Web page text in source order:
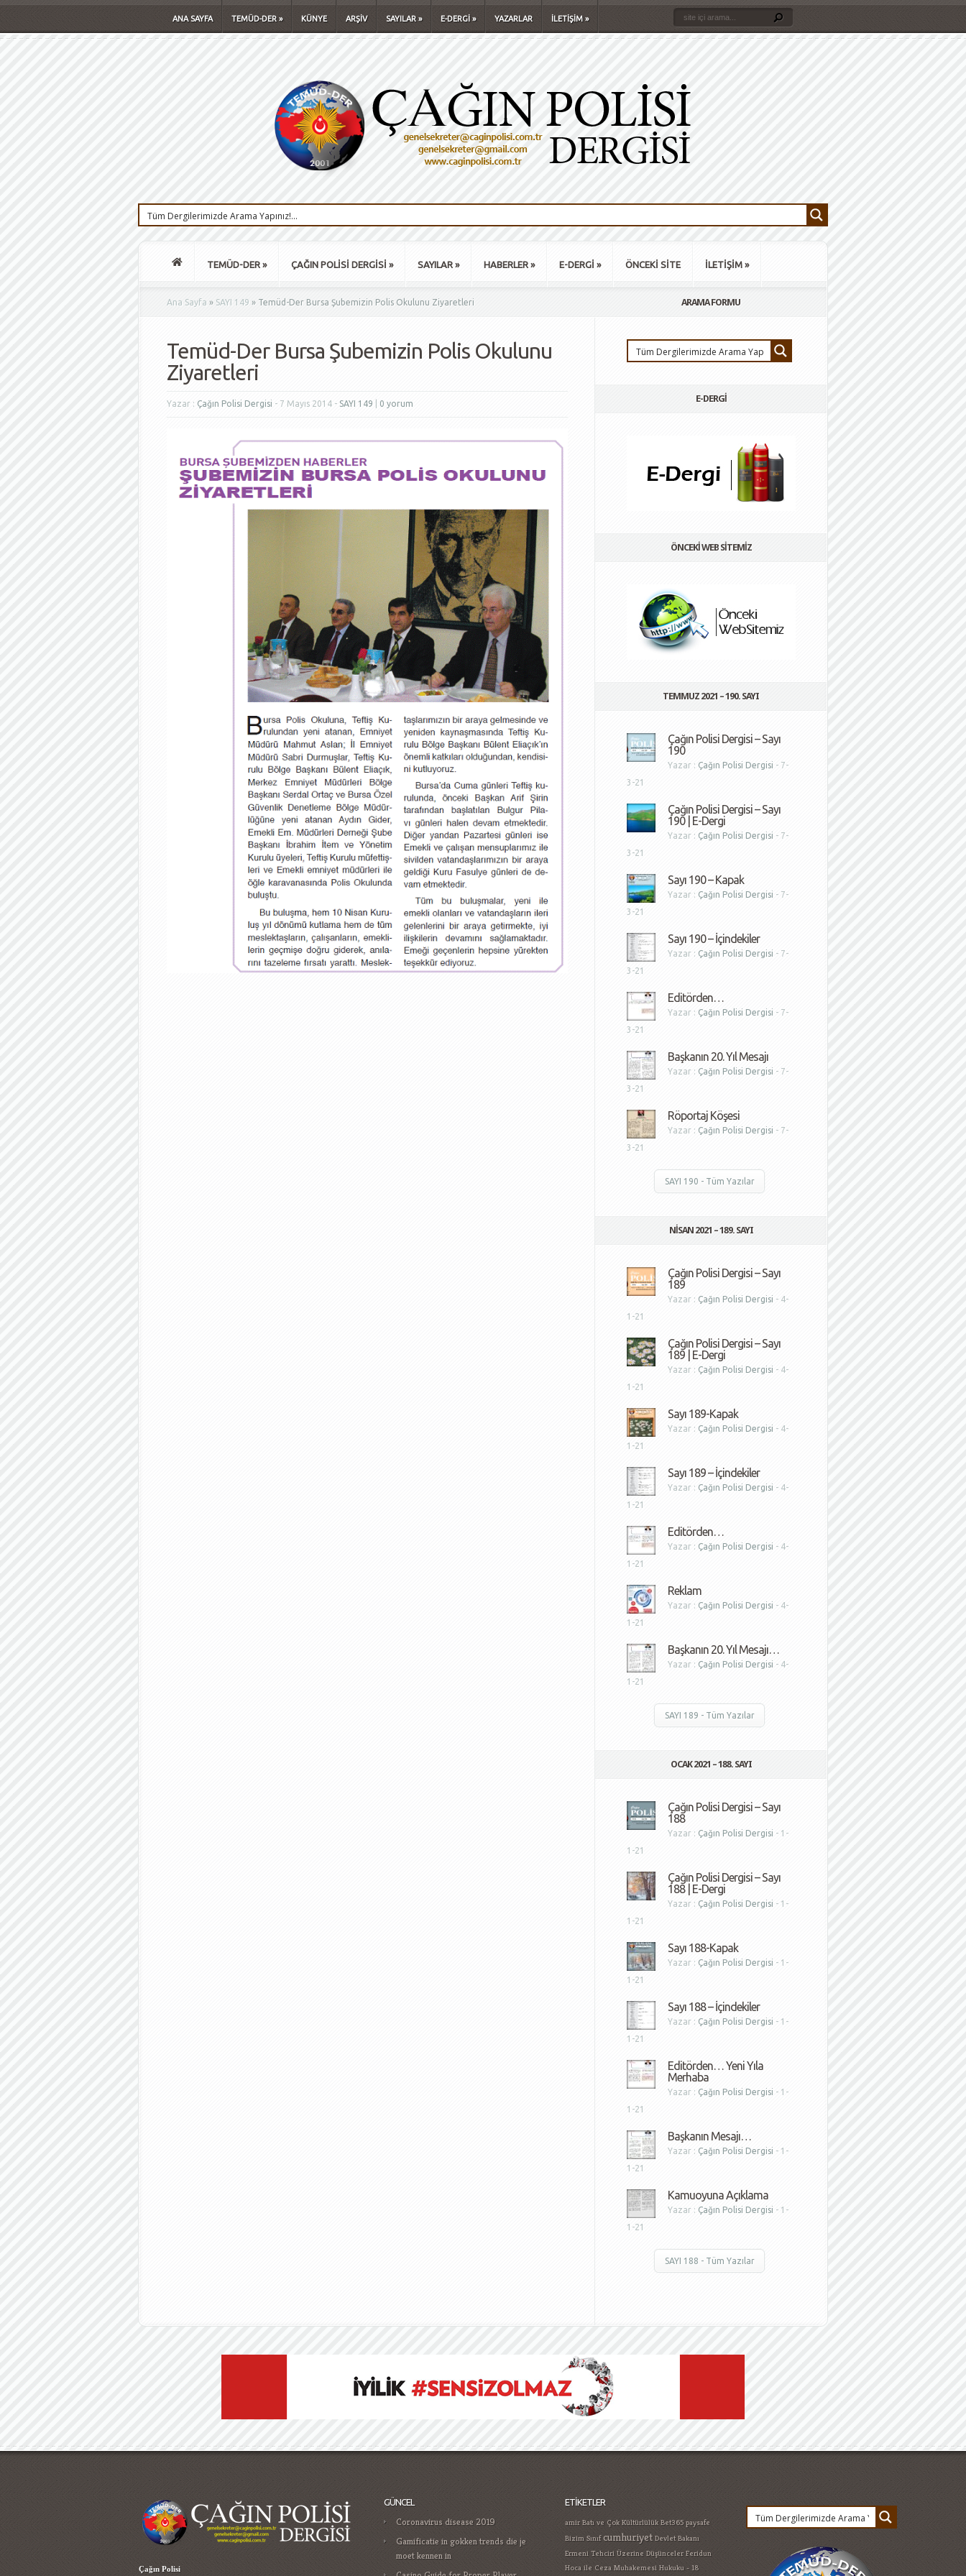
ANA SAYFA TEMÜD-DER » KÜNYE ARŞİV SAYILAR» E-DERGİ » YAZARLAR İLETİŞİM »
TEMÜD-DER » ÇAĞIN POLİSİ DERGİSİ » SAYILAR » HABERLER » E-DERGİ » ÖNCEKİ SİTE İLETİŞİM »
Ana Sayfa » SAYI 149 » Temüd-Der Bursa Şubemizin Polis Okulunu Ziyaretleri
Temüd-Der Bursa Şubemizin Polis Okulunu
Ziyaretleri
Yazar : Çağın Polisi Dergisi - 7 Mayıs 2014 - SAYI 149 0 yorum
ARAMA FORMU
E-DERGİ
ÖNCEKİ WEB SİTEMİZ
TEMMUZ 2021 – 190. SAYI
Çağın Polisi Dergisi – Sayı
190
Yazar : Çağın Polisi Dergisi - 7-
3-21
Çağın Polisi Dergisi – Sayı
190 | E-Dergi
Yazar : Çağın Polisi Dergisi - 7-
3-21
Sayı 190 – Kapak
Yazar : Çağın Polisi Dergisi - 7-
3-21
Sayı 190 – İçindekiler
Yazar : Çağın Polisi Dergisi - 7-
3-21
Editörden…
Yazar : Çağın Polisi Dergisi - 7-
3-21
Başkanın 20. Yıl Mesajı
Yazar : Çağın Polisi Dergisi - 7-
3-21
Röportaj Köşesi
Yazar : Çağın Polisi Dergisi - 7-
3-21
SAYI 190 - Tüm Yazılar
NISAN 2021 – 189. SAYI
Çağın Polisi Dergisi – Sayı
189
Yazar : Çağın Polisi Dergisi - 4-
1-21
Çağın Polisi Dergisi – Sayı
189 | E-Dergi
Yazar : Çağın Polisi Dergisi - 4-
1-21
Sayı 189-Kapak
Yazar : Çağın Polisi Dergisi - 4-
1-21
Sayı 189 – İçindekiler
Yazar : Çağın Polisi Dergisi - 4-
1-21
Editörden…
Yazar : Çağın Polisi Dergisi - 4-
1-21
Reklam
Yazar : Çağın Polisi Dergisi - 4-
1-21
Başkanın 20. Yıl Mesajı…
Yazar : Çağın Polisi Dergisi - 4-
1-21
SAYI 189 - Tüm Yazılar
OCAK 2021 – 188. SAYI
Çağın Polisi Dergisi – Sayı
188
Yazar : Çağın Polisi Dergisi - 1-
1-21
Çağın Polisi Dergisi – Sayı
188 | E-Dergi
Yazar : Çağın Polisi Dergisi - 1-
1-21
Sayı 188-Kapak
Yazar : Çağın Polisi Dergisi - 1-
1-21
Sayı 188 – İçindekiler
Yazar : Çağın Polisi Dergisi - 1-
1-21
Editörden… Yeni Yıla
Merhaba
Yazar : Çağın Polisi Dergisi - 1-
1-21
Başkanın Mesajı…
Yazar : Çağın Polisi Dergisi - 1-
1-21
Kamuoyuna Açıklama
Yazar : Çağın Polisi Dergisi - 1-
1-21
SAYI 188 - Tüm Yazılar
Çağın Polisi
GÜNCEL
Coronavirus disease 2019
Gamificatie in gokken trends die je
moet kennen in
ETIKETLER
amir Batı ve Çok Kültürlülük Bet365 paysafe
Bizim Sınıf cumhuriyet Devlet Bakanı
Ermeni Tehciri Üzerine Düşünceler Feridun
Hoca ile Ceza Muhakemesi Hukuku - 18